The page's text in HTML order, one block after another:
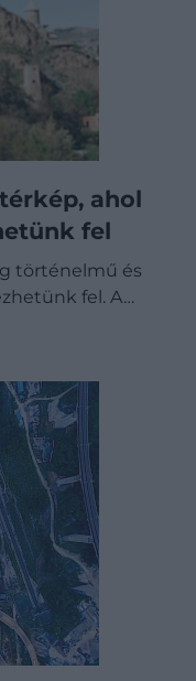
ahol
fel
történelmű és
fel. A…